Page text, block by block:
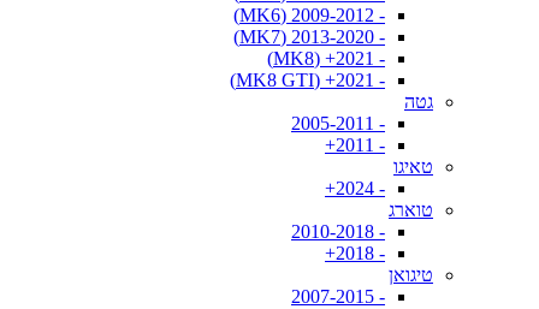
- 2009-2012 (MK6)
- 2013-2020 (MK7)
- 2021+ (MK8)
- 2021+ (MK8 GTI)
גטה
- 2005-2011
- 2011+
טאיגו
- 2024+
טוארג
- 2010-2018
- 2018+
טיגואן
- 2007-2015